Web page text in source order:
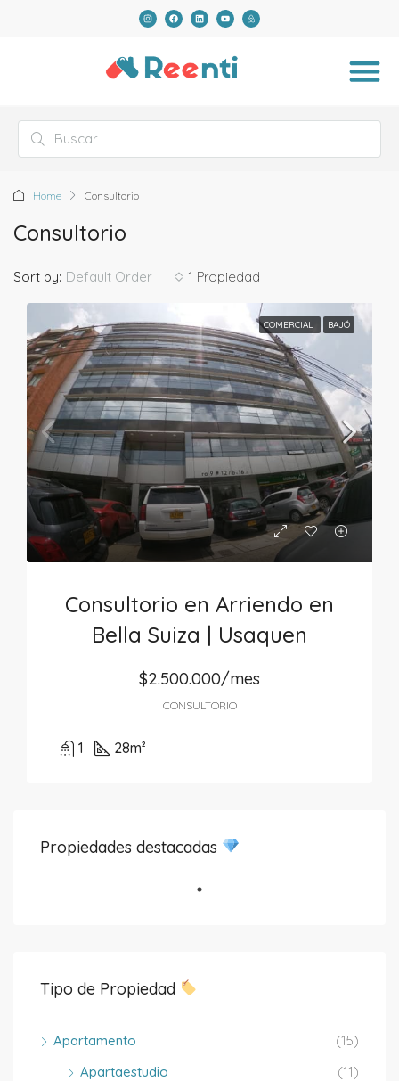
Home Consultorio
Consultorio
1 Propiedad
Sort by: Default Order
COMERCIAL BAJÓ
Consultorio en Arriendo en
Bella Suiza | Usaquen
$2.500.000/mes
CONSULTORIO
1 28m²
Propiedades destacadas
Tipo de Propiedad
Apartamento
(15)
Apartaestudio
(11)